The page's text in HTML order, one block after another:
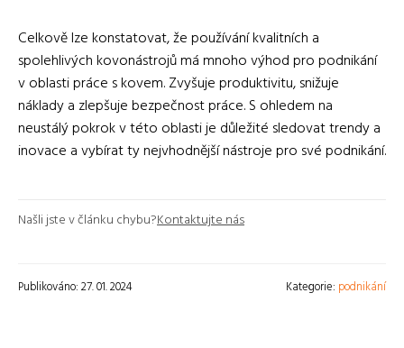
Celkově lze konstatovat, že používání kvalitních a
spolehlivých kovonástrojů má mnoho výhod pro podnikání
v oblasti práce s kovem. Zvyšuje produktivitu, snižuje
náklady a zlepšuje bezpečnost práce. S ohledem na
neustálý pokrok v této oblasti je důležité sledovat trendy a
inovace a vybírat ty nejvhodnější nástroje pro své podnikání.
Našli jste v článku chybu?Kontaktujte nás
Publikováno: 27. 01. 2024 Kategorie: podnikání